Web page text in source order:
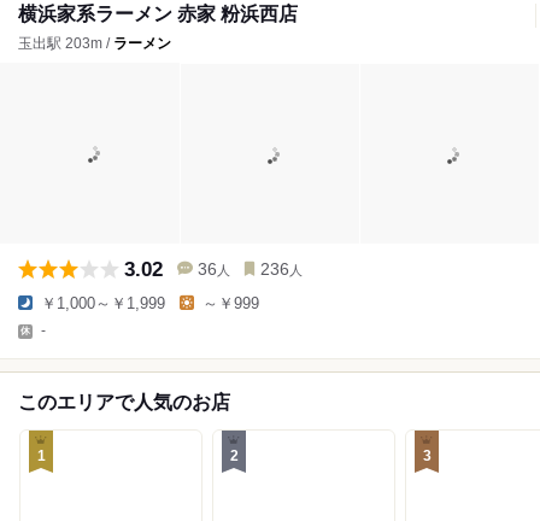
横浜家系ラーメン 赤家 粉浜西店
玉出駅 203m / ラーメン
3.02 36 人 236 人
￥1,000～￥1,999 ～￥999
-
このエリアで人気のお店
1 2 3